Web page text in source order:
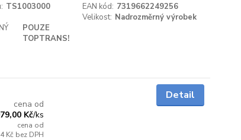
TS1003000 EAN kód: 7319662249256
Velikost: Nadrozměrný výrobek
POUZE
TOPTRANS!
cena od
Kč/ks
cena od
Kč bez DPH
Detail